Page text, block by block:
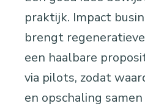
praktijk. Impact
brengt
een haalbare
via pilots, zodat
en opschaling